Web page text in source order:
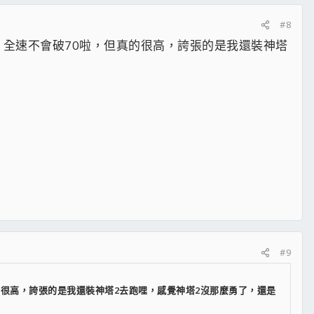
#8
速不會破70啦，但真的很高，誇張的是我還裝神塔
#9
高，誇張的是我還裝神塔2去跑哩，感覺神塔2沒那麼勇了，還是